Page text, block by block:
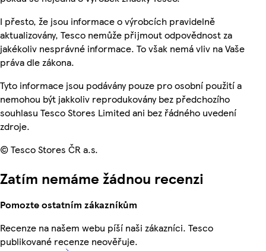
I přesto, že jsou informace o výrobcích pravidelně
aktualizovány, Tesco nemůže přijmout odpovědnost za
jakékoliv nesprávné informace. To však nemá vliv na Vaše
práva dle zákona.
Tyto informace jsou podávány pouze pro osobní použití a
nemohou být jakkoliv reprodukovány bez předchozího
souhlasu Tesco Stores Limited ani bez řádného uvedení
zdroje.
© Tesco Stores ČR a.s.
Zatím nemáme žádnou recenzi
Pomozte ostatním zákazníkům
Recenze na našem webu píší naši zákazníci. Tesco
publikované recenze neověřuje.